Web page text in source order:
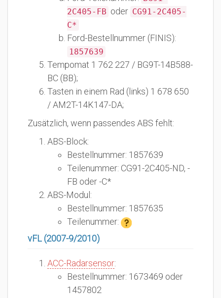
2C405-FB oder CG91-2C405-
C*
Ford-Bestellnummer (FINIS):
1857639
Tempomat 1 762 227 / BG9T-14B588-
BC (BB);
Tasten in einem Rad (links) 1 678 650
/ AM2T-14K147-DA;
Zusätzlich, wenn passendes ABS fehlt:
ABS-Block:
Bestellnummer: 1857639
Teilenummer: CG91-2C405-ND, -
FB oder -C*
ABS-Modul:
Bestellnummer: 1857635
Teilenummer:
vFL (2007-9/2010)
ACC-Radarsensor:
Bestellnummer: 1673469 oder
1457802